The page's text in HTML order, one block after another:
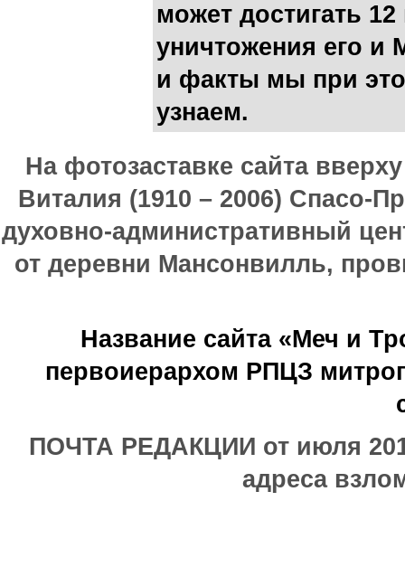
может достигать
уничтожения его
и факты мы при
узнаем.
На фотозаставке сайта
Виталия (1910 – 2006) Спасо-
духовно-административный
от деревни Мансонвилль,
Название сайта «Меч и
первоиерархом РПЦЗ
ПОЧТА РЕДАКЦИИ от июля
адреса